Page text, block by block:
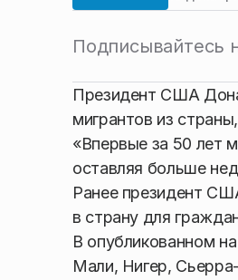
Подписывайтесь
Президент США
мигрантов из
«Впервые за 50 лет
оставляя больше
Ранее президент
в страну для
В опубликованном
Мали, Нигер,